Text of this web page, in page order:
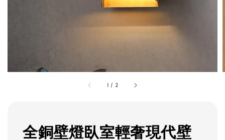
1 / 2
全銅壁燈臥室輕奢現代壁